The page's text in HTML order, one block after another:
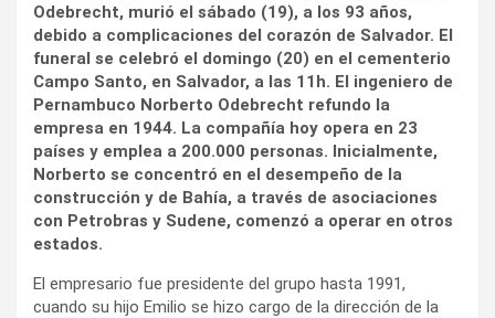
Odebrecht, murió el sábado (19), a los 93 años,
debido a complicaciones del corazón de Salvador. El
funeral se celebró el domingo (20) en el cementerio
Campo Santo, en Salvador, a las 11h. El ingeniero de
Pernambuco Norberto Odebrecht refundo la
empresa en 1944. La compañía hoy opera en 23
países y emplea a 200.000 personas. Inicialmente,
Norberto se concentró en el desempeño de la
construcción y de Bahía, a través de asociaciones
con Petrobras y Sudene, comenzó a operar en otros
estados.
El empresario fue presidente del grupo hasta 1991,
cuando su hijo Emilio se hizo cargo de la dirección de la